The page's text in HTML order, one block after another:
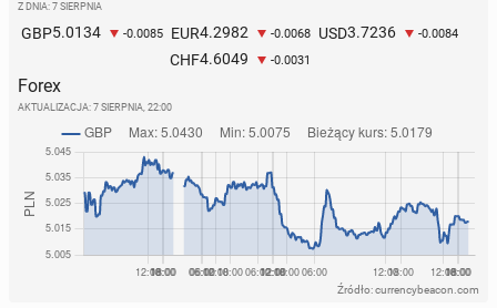
Z DNIA: 7 SIERPNIA
GBP5.0134 -0.0085 EUR4.2982 -0.0068 USD3.7236 -0.0084
CHF4.6049 -0.0031
Forex
AKTUALIZACJA: 7 SIERPNIA, 22:00
Źródło: currencybeacon.com